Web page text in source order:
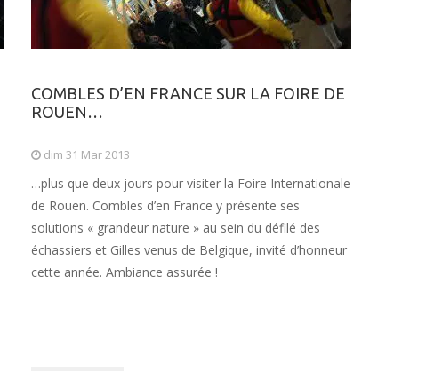
COMBLES D’EN FRANCE SUR LA FOIRE DE
ROUEN…
dim 31 Mar 2013
…plus que deux jours pour visiter la Foire Internationale
de Rouen. Combles d’en France y présente ses
solutions « grandeur nature » au sein du défilé des
échassiers et Gilles venus de Belgique, invité d’honneur
cette année. Ambiance assurée !